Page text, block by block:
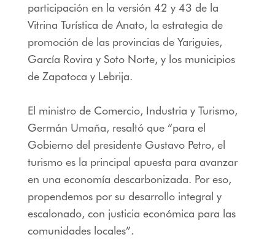
participación en la versión 42 y 43 de la
Vitrina Turística de Anato, la estrategia de
promoción de las provincias de Yariguies,
García Rovira y Soto Norte, y los municipios
de Zapatoca y Lebrija.
El ministro de Comercio, Industria y Turismo,
Germán Umaña, resaltó que “para el
Gobierno del presidente Gustavo Petro, el
turismo es la principal apuesta para avanzar
en una economía descarbonizada. Por eso,
propendemos por su desarrollo integral y
escalonado, con justicia económica para las
comunidades locales”.